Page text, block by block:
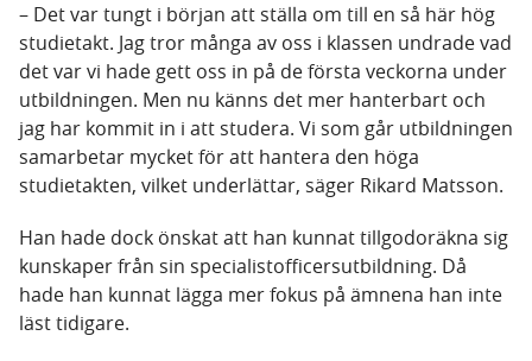
– Det var tungt i början att ställa om till en så här hög
studietakt. Jag tror många av oss i klassen undrade vad
det var vi hade gett oss in på de första veckorna under
utbildningen. Men nu känns det mer hanterbart och
jag har kommit in i att studera. Vi som går utbildningen
samarbetar mycket för att hantera den höga
studietakten, vilket underlättar, säger Rikard Matsson.
Han hade dock önskat att han kunnat tillgodoräkna sig
kunskaper från sin specialistofficersutbildning. Då
hade han kunnat lägga mer fokus på ämnena han inte
läst tidigare.